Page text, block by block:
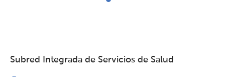
Subred Integrada de Servicios de Salud